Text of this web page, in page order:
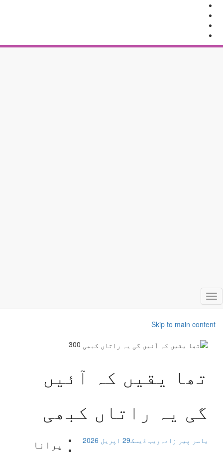
Toggle
Skip to main content
300
تھا یقیں کہ آئیں
گی یہ راتاں کبھی
یاسر پیر زادہ ویب ڈیسک29 اپریل 2026
پرانا